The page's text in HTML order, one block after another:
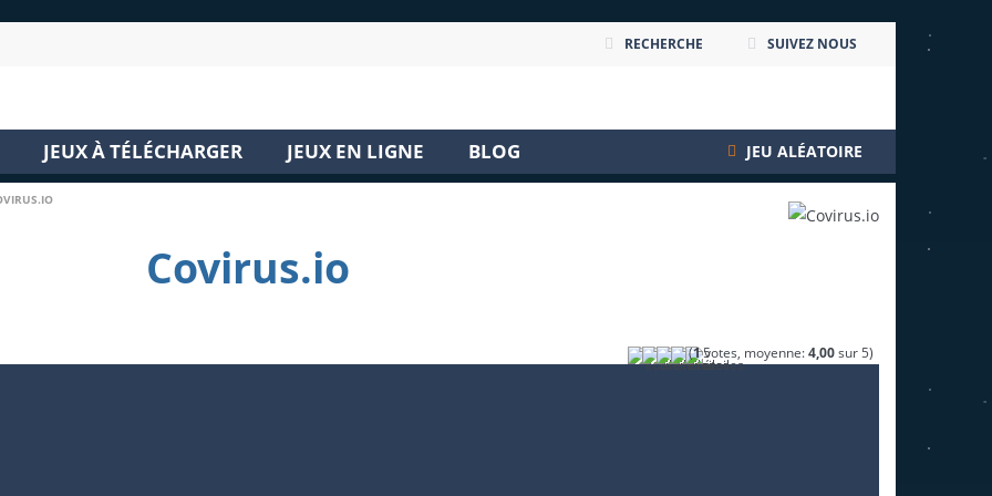
RECHERCHE SUIVEZ NOUS
JEUX À TÉLÉCHARGER JEUX EN LIGNE BLOG JEU ALÉATOIRE
Covirus.io
(1votes, moyenne:4,00sur 5)